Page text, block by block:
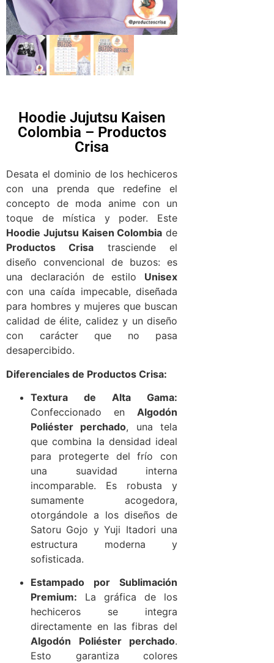
Hoodie Jujutsu Kaisen
Colombia – Productos
Crisa
Desata el dominio de los hechiceros
con una prenda que redefine el
concepto de moda anime con un
toque de mística y poder. Este
Hoodie Jujutsu Kaisen Colombia de
Productos Crisa trasciende el
diseño convencional de buzos: es
una declaración de estilo Unisex
con una caída impecable, diseñada
para hombres y mujeres que buscan
calidad de élite, calidez y un diseño
con carácter que no pasa
desapercibido.
Diferenciales de Productos Crisa:
Textura de Alta Gama:
Confeccionado en Algodón
Poliéster perchado, una tela
que combina la densidad ideal
para protegerte del frío con
una suavidad interna
incomparable. Es robusta y
sumamente acogedora,
otorgándole a los diseños de
Satoru Gojo y Yuji Itadori una
estructura moderna y
sofisticada.
Estampado por Sublimación
Premium: La gráfica de los
hechiceros se integra
directamente en las fibras del
Algodón Poliéster perchado.
Esto garantiza colores